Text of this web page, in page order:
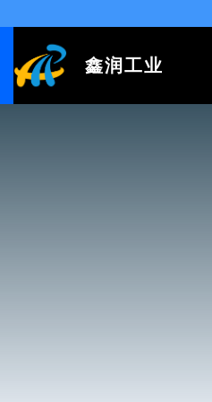
鑫润工业